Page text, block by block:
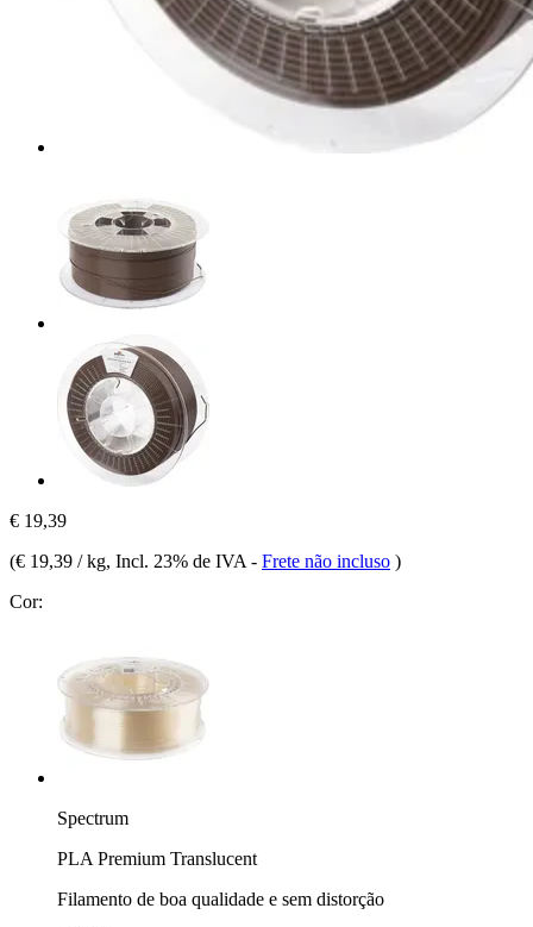
€ 19,39
(€ 19,39 / kg, Incl. 23% de IVA - Frete não incluso )
Cor:
Spectrum
PLA Premium Translucent
Filamento de boa qualidade e sem distorção